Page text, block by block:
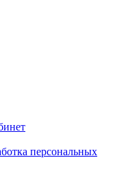
персональных